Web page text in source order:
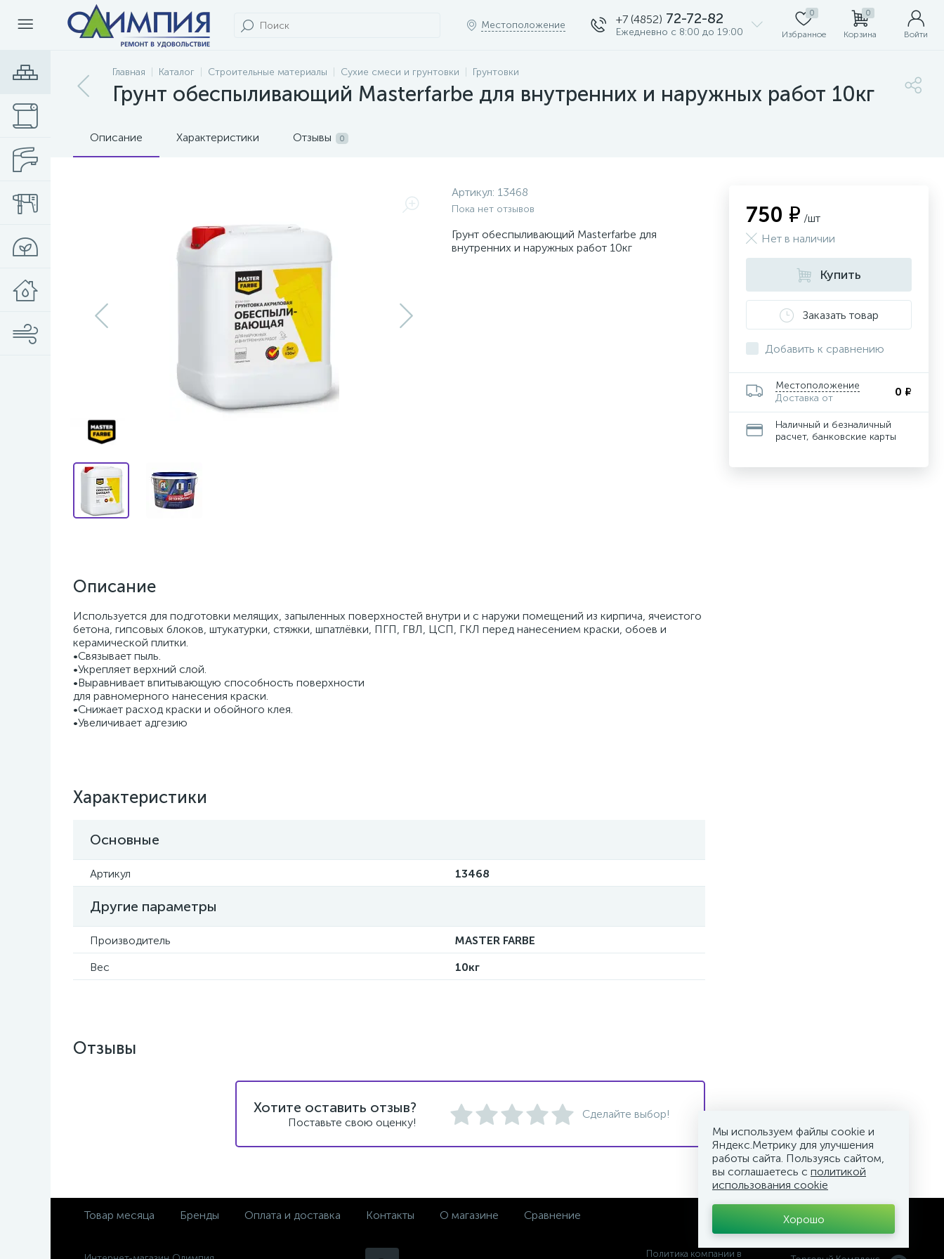
Местоположение +7 (4852) 72-72-82
Ежедневно с 8:00 до 19:00
0
Избранное
0
Корзина Войти
Главная Каталог Строительные материалы Сухие смеси и грунтовки Грунтовки
Грунт обеспыливающий Masterfarbe для внутренних и наружных работ 10кг
Описание Характеристики Отзывы 0
Артикул: 13468
Пока нет отзывов
Грунт обеспыливающий Masterfarbe для
внутренних и наружных работ 10кг
Описание
Используется для подготовки мелящих, запыленных поверхностей внутри и с наружи помещений из кирпича, ячеистого
бетона, гипсовых блоков, штукатурки, стяжки, шпатлёвки, ПГП, ГВЛ, ЦСП, ГКЛ перед нанесением краски, обоев и
керамической плитки.
•Связывает пыль.
•Укрепляет верхний слой.
•Выравнивает впитывающую способность поверхности
для равномерного нанесения краски.
•Снижает расход краски и обойного клея.
•Увеличивает адгезию
Характеристики
Основные
Артикул 13468
Другие параметры
Производитель
MASTER FARBE
Вес
10кг
750 ₽ /шт
Нет в наличии
Купить
Заказать товар
Добавить к сравнению
Местоположение
Доставка от
0 ₽
Наличный и безналичный
расчет, банковские карты
Отзывы
Хотите оставить отзыв?
Поставьте свою оценку!
Сделайте выбор!
Мы используем файлы cookie и
Яндекс.Метрику для улучшения
работы сайта. Пользуясь сайтом,
вы соглашаетесь с политикой
использования cookie
Хорошо
Товар месяца Бренды Оплата и доставка Контакты О магазине Сравнение
Политика компании в